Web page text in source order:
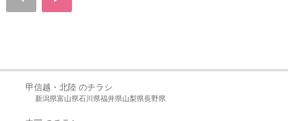
甲信越・北陸 のチラシ
新潟県富山県石川県福井県山梨県長野県